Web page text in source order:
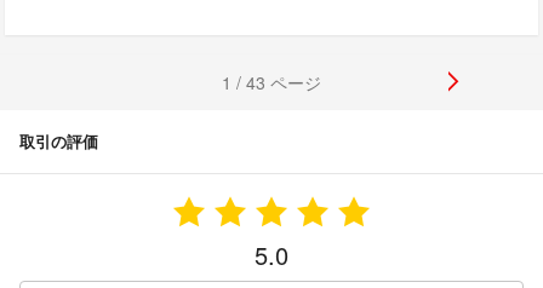
1 / 43 ページ
取引の評価
5.0